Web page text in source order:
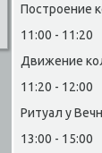
Построение
11:00 - 11:20
Движение
11:20 - 12:00
Ритуал у
13:00 - 15:00